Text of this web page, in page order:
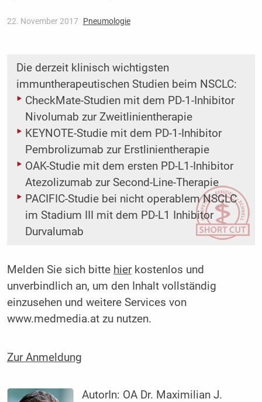
22. November 2017 Pneumologie
Die derzeit klinisch wichtigsten
immuntherapeutischen Studien beim NSCLC:
CheckMate-Studien mit dem PD-1-Inhibitor
Nivolumab zur Zweitlinientherapie
KEYNOTE-Studie mit dem PD-1-Inhibitor
Pembrolizumab zur Erstlinientherapie
OAK-Studie mit dem ersten PD-L1-Inhibitor
Atezolizumab zur Second-Line-Therapie
PACIFIC-Studie bei nicht operablem NSCLC
im Stadium III mit dem PD-L1 Inhibitor
Durvalumab
Melden Sie sich bitte hierkostenlos und
unverbindlich an, um den Inhalt vollständig
einzusehen und weitere Services von
www.medmedia.at zu nutzen.
Zur Anmeldung
AutorIn: OA Dr. Maximilian J.